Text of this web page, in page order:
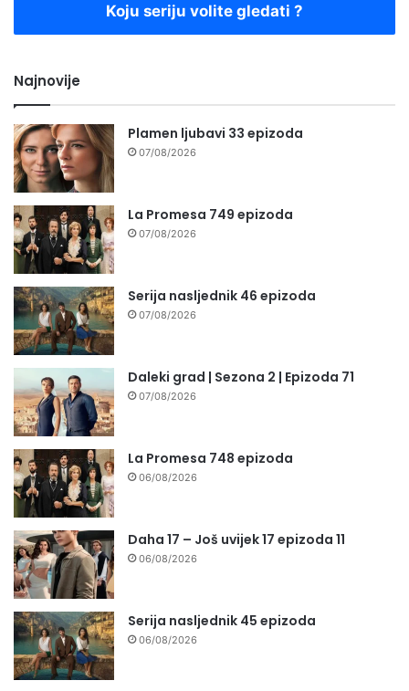
Koju seriju volite gledati ?
Najnovije
Plamen ljubavi 33 epizoda
07/08/2026
La Promesa 749 epizoda
07/08/2026
Serija nasljednik 46 epizoda
07/08/2026
Daleki grad | Sezona 2 | Epizoda 71
07/08/2026
La Promesa 748 epizoda
06/08/2026
Daha 17 – Još uvijek 17 epizoda 11
06/08/2026
Serija nasljednik 45 epizoda
06/08/2026